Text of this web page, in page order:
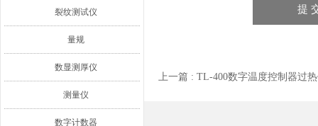
裂纹测试仪
量规
数显测厚仪
测量仪
数字计数器
上一篇 : TL-400数字温度控制器过